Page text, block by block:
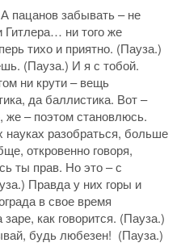
забывать – не
ни того же
тихо и приятно. (Пауза.)
(Пауза.) И я с тобой.
ни крути – вещь
да баллистика. Вот –
– поэтом становлюсь.
науках разобраться, больше
откровенно говоря,
ты прав. Но это – с
Правда у них горы и
в свое время
как говорится. (Пауза.)
будь любезен! (Пауза.)